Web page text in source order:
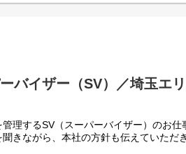
バイザー（SV）／埼玉エ
理するSV（スーパーバイザー）のお仕
きながら、本社の方針も伝えていただき